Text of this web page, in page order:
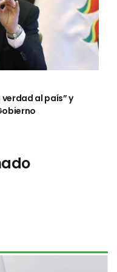
al país” y